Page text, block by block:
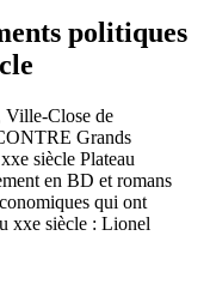
politiques
Ville-Close de
Grands
siècle Plateau
en BD et romans
qui ont
xxe siècle : Lionel